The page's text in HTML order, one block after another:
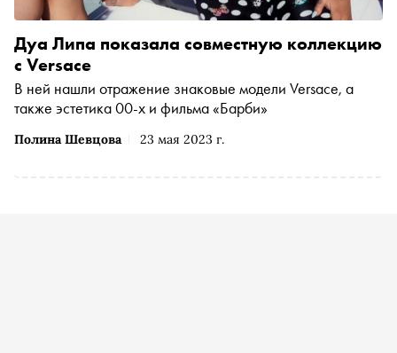
Полина Шевцова 23 мая 2023 г.
Дуа Липа показала совместную коллекцию
с Versace
В ней нашли отражение знаковые модели Versace, а
также эстетика 00-х и фильма «Барби»